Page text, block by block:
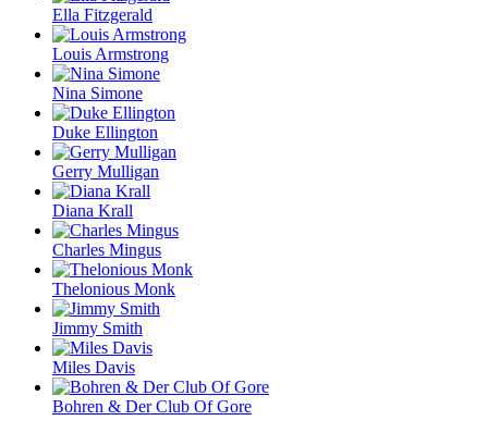
Ella Fitzgerald
Louis Armstrong
Nina Simone
Duke Ellington
Gerry Mulligan
Diana Krall
Charles Mingus
Thelonious Monk
Jimmy Smith
Miles Davis
Bohren & Der Club Of Gore